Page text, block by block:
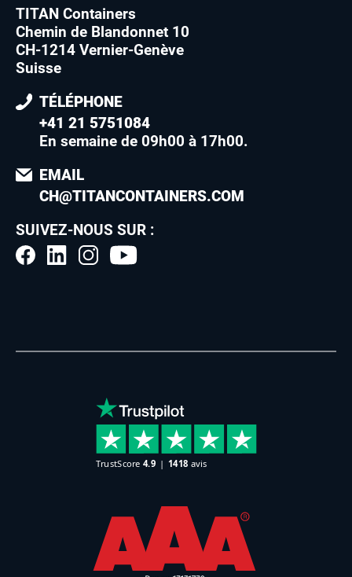
TITAN Containers
Chemin de Blandonnet 10
CH-1214 Vernier-Genève
Suisse
TÉLÉPHONE
+41 21 5751084
En semaine de 09h00 à 17h00.
EMAIL
CH@TITANCONTAINERS.COM
SUIVEZ-NOUS SUR :